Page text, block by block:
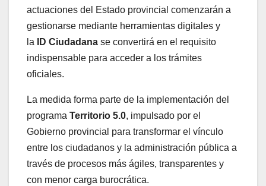
actuaciones del Estado provincial comenzarán a
gestionarse mediante herramientas digitales y
la
ID Ciudadana se convertirá en el requisito
indispensable para acceder a los trámites
oficiales.
La medida forma parte de la implementación del
programa Territorio 5.0, impulsado por el
Gobierno provincial para transformar el vínculo
entre los ciudadanos y la administración pública a
través de procesos más ágiles, transparentes y
con menor carga burocrática.